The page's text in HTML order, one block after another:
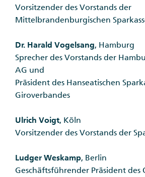
Vorsitzender des Vorstands der
Mittelbrandenburgischen
Dr. Harald Vogelsang, Hamburg
Sprecher des Vorstands der
AG und
Präsident des Hanseatischen
Giroverbandes
Ulrich Voigt, Köln
Vorsitzender des Vorstands der
Ludger Weskamp, Berlin
Geschäftsführender Präsident des